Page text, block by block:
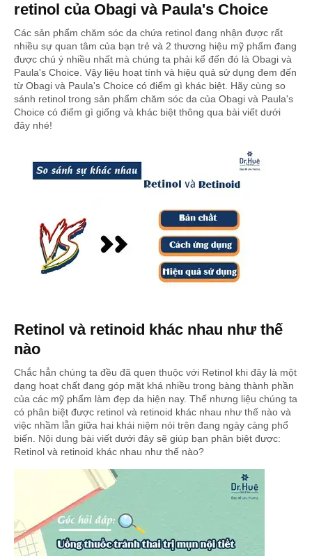
retinol của Obagi và Paula's Choice
Các sản phẩm chăm sóc da chứa retinol đang nhận được rất
nhiều sự quan tâm của bạn trẻ và 2 thương hiệu mỹ phẩm đang
được chú ý nhiều nhất mà chúng ta phải kể đến đó là Obagi và
Paula's Choice. Vậy liệu hoạt tính và hiệu quả sử dụng đem đến
từ Obagi và Paula's Choice có điểm gì khác biệt. Hãy cùng so
sánh retinol trong sản phẩm chăm sóc da của Obagi và Paula's
Choice có điểm gì giống và khác biệt thông qua bài viết dưới
đây nhé!
Retinol và retinoid khác nhau như thế
nào
Chắc hẳn chúng ta đều đã quen thuộc với Retinol khi đây là một
dạng hoạt chất đang góp mặt khá nhiều trong bàng thành phần
của các mỹ phẩm làm đẹp da hiện nay. Thế nhưng liệu chúng ta
có phân biệt được retinol và retinoid khác nhau như thế nào và
việc nhầm lẫn giữa hai khái niệm nói trên đang ngày càng phổ
biến. Nội dung bài viết dưới đây sẽ giúp bạn phân biệt được:
Retinol và retinoid khác nhau như thế nào?